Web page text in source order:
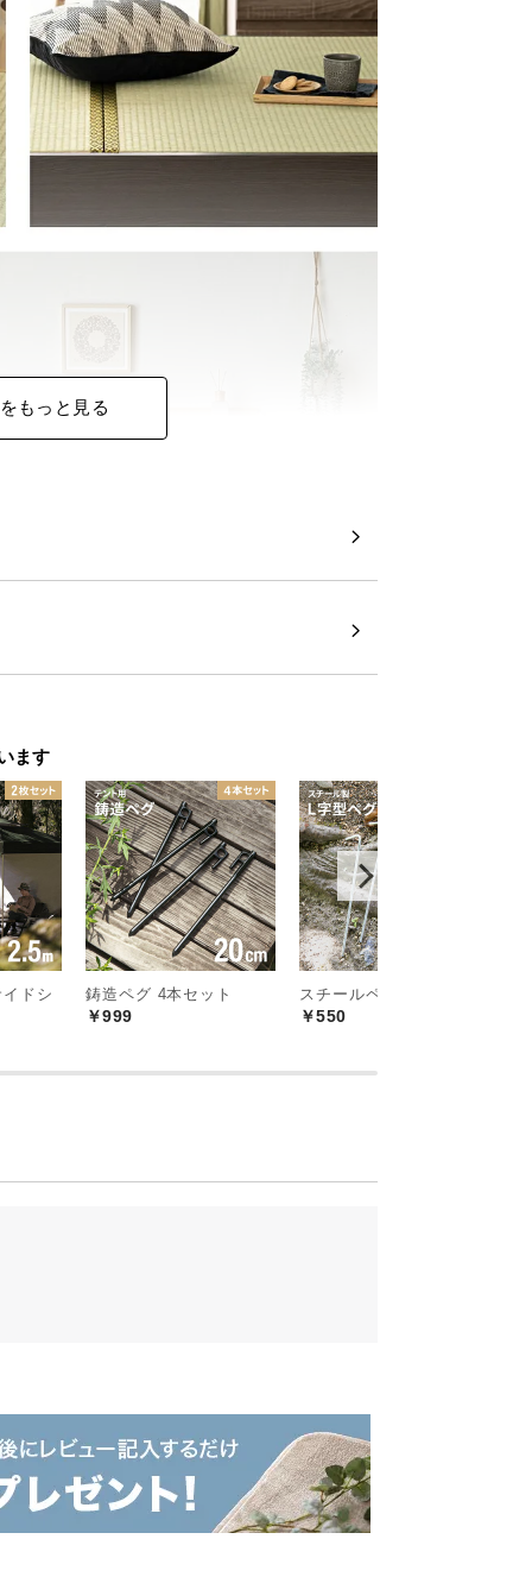
な宮棚付き畳ベッ
練の職人たちが心を込めて製造してい
もっと見る
ます
ドシ 鋳造ペグ 4本セット
￥999
スチールペグ 4本セット
￥550